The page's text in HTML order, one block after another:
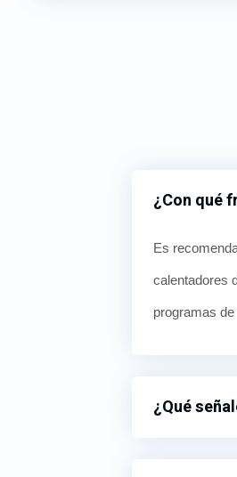
¿Con qué
Es
calentadores
programas
¿Qué